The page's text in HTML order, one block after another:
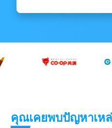
คุณเคยพบปัญหาเห